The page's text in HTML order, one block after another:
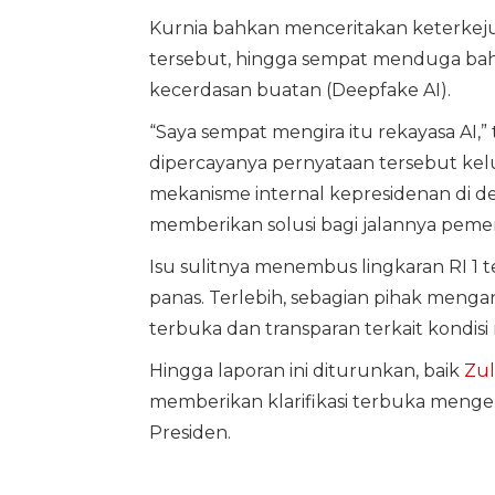
Kurnia bahkan menceritakan
tersebut, hingga sempat menduga
kecerdasan buatan (Deepfake AI).
“Saya sempat mengira itu rekayasa
dipercayanya pernyataan tersebut
mekanisme internal kepresidenan di
memberikan solusi bagi jalannya
Isu sulitnya menembus lingkaran RI 1
panas. Terlebih, sebagian pihak
terbuka dan transparan terkait kondisi
Hingga laporan ini diturunkan, baik
memberikan klarifikasi terbuka
Presiden.